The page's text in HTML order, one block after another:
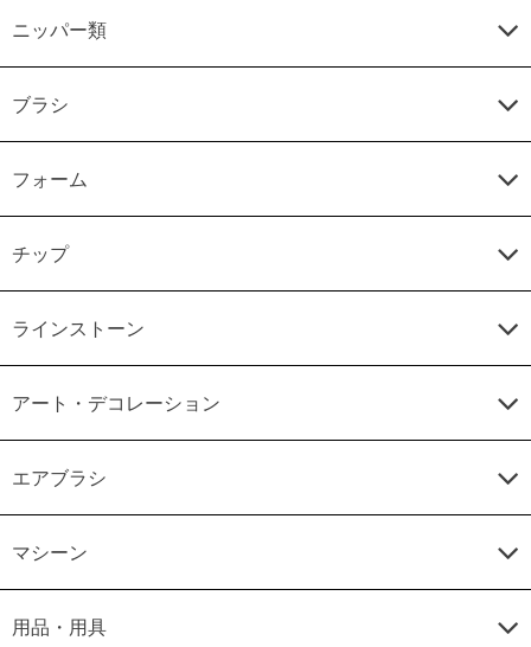
ニッパー類
ブラシ
フォーム
チップ
ラインストーン
アート・デコレーション
エアブラシ
マシーン
用品・用具